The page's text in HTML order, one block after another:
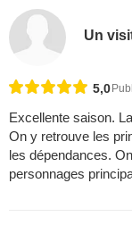
Un
5,0
Excellente saison.
On y retrouve les
les dépendances.
personnages